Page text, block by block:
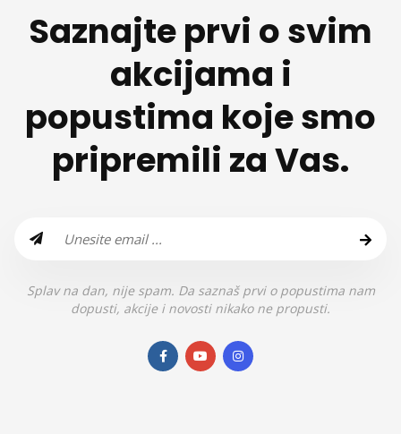
Saznajte prvi o svim
akcijama i
popustima koje smo
pripremili za Vas.
Splav na dan, nije spam. Da saznaš prvi o popustima nam
dopusti, akcije i novosti nikako ne propusti.